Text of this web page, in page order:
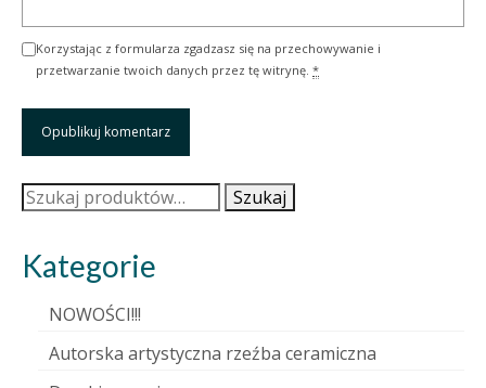
Korzystając z formularza zgadzasz się na przechowywanie i
przetwarzanie twoich danych przez tę witrynę. *
Szukaj: Szukaj
Kategorie
NOWOŚCI!!!
Autorska artystyczna rzeźba ceramiczna